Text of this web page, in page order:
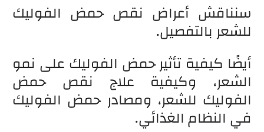
سنناقش أعراض نقص حمض الفوليك
للشعر بالتفصيل.
أيضًا كيفية تأثير حمض الفوليك على نمو
الشعر، وكيفية علاج نقص حمض
الفوليك للشعر، ومصادر حمض الفوليك
في النظام الغذائي.